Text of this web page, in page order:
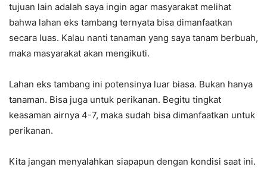
tujuan lain adalah saya ingin agar masyarakat melihat
bahwa lahan eks tambang ternyata bisa dimanfaatkan
secara luas. Kalau nanti tanaman yang saya tanam berbuah,
maka masyarakat akan mengikuti.
Lahan eks tambang ini potensinya luar biasa. Bukan hanya
tanaman. Bisa juga untuk perikanan. Begitu tingkat
keasaman airnya 4-7, maka sudah bisa dimanfaatkan untuk
perikanan.
Kita jangan menyalahkan siapapun dengan kondisi saat ini.